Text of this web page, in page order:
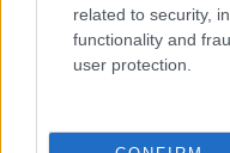
related to security,
functionality and
user protection.
A Konyhafőnök VIP
2018. november 12. 19:50
Öten kaptak egy
Az első kóstolás után